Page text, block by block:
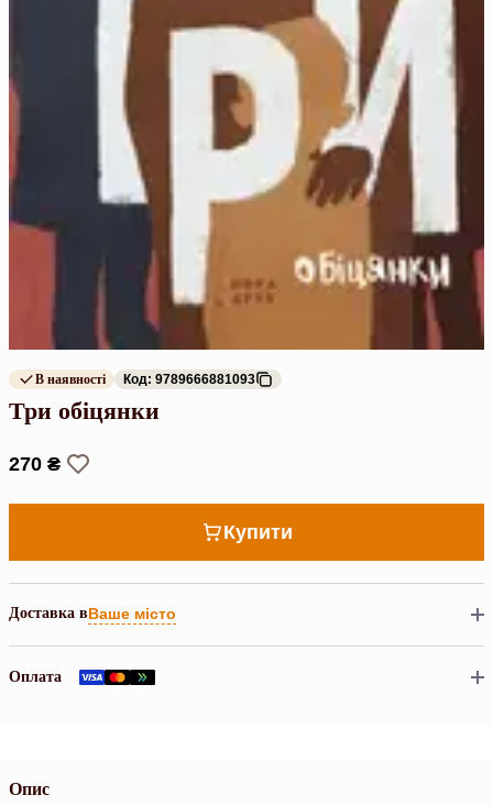
В наявності Код: 9789666881093
Три обіцянки
270 ₴
Купити
Доставка вВаше місто
Оплата
Опис